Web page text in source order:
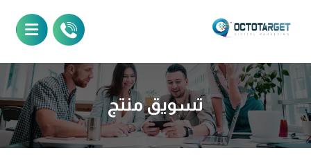
تسويق منتج